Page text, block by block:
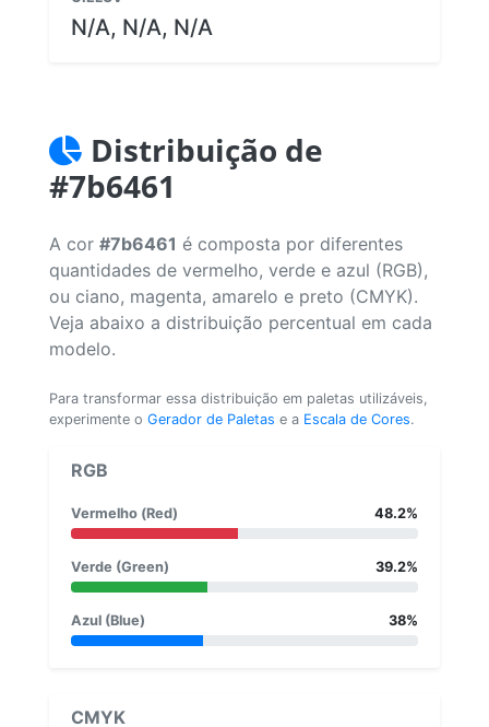
N/A, N/A, N/A
Distribuição de
#7b6461
A cor #7b6461 é composta por diferentes
quantidades de vermelho, verde e azul (RGB),
ou ciano, magenta, amarelo e preto (CMYK).
Veja abaixo a distribuição percentual em cada
modelo.
Para transformar essa distribuição em paletas utilizáveis,
experimente o Gerador de Paletas e a Escala de Cores.
RGB
Vermelho (Red) 48.2%
Verde (Green) 39.2%
Azul (Blue) 38%
CMYK